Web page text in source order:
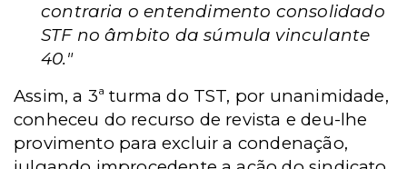
contraria o entendimento consolidado
STF no âmbito da súmula vinculante
40."
Assim, a 3ª turma do TST, por unanimidade,
conheceu do recurso de revista e deu-lhe
provimento para excluir a condenação,